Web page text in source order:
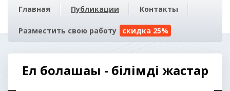
Главная Публикации Контакты
Разместить свою работу скидка 25%
Ел болашағы - білімді жастар